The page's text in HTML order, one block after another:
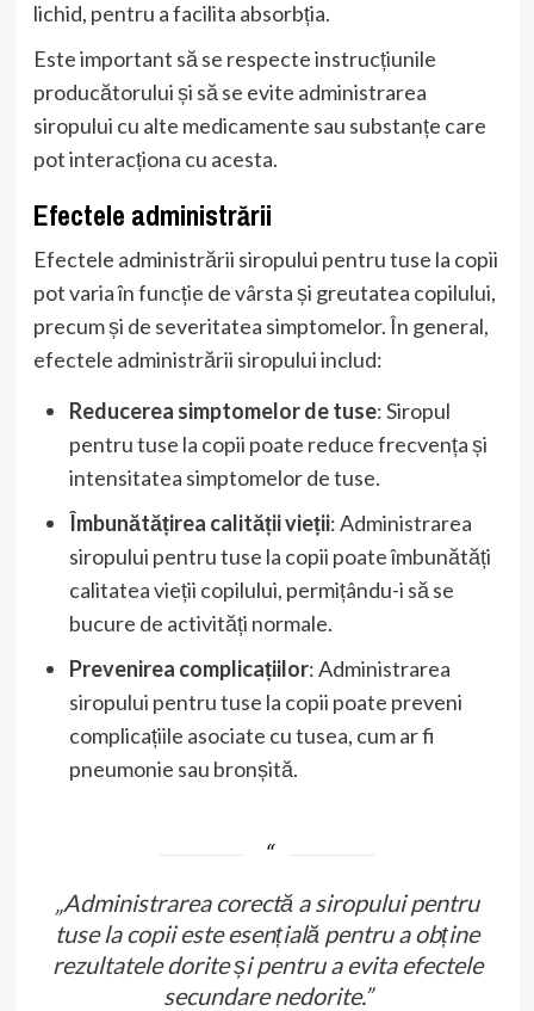
lichid, pentru a facilita absorbția.
Este important să se respecte instrucțiunile
producătorului și să se evite administrarea
siropului cu alte medicamente sau substanțe care
pot interacționa cu acesta.
Efectele administrării
Efectele administrării siropului pentru tuse la copii
pot varia în funcție de vârsta și greutatea copilului,
precum și de severitatea simptomelor. În general,
efectele administrării siropului includ:
Reducerea simptomelor de tuse: Siropul
pentru tuse la copii poate reduce frecvența și
intensitatea simptomelor de tuse.
Îmbunătățirea calității vieții: Administrarea
siropului pentru tuse la copii poate îmbunătăți
calitatea vieții copilului, permițându-i să se
bucure de activități normale.
Prevenirea complicațiilor: Administrarea
siropului pentru tuse la copii poate preveni
complicațiile asociate cu tusea, cum ar fi
pneumonie sau bronșită.
„Administrarea corectă a siropului pentru
tuse la copii este esențială pentru a obține
rezultatele dorite și pentru a evita efectele
secundare nedorite.”